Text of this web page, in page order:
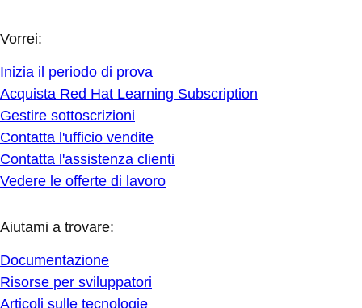
Vorrei:
Inizia il periodo di prova
Acquista Red Hat Learning Subscription
Gestire sottoscrizioni
Contatta l'ufficio vendite
Contatta l'assistenza clienti
Vedere le offerte di lavoro
Aiutami a trovare:
Documentazione
Risorse per sviluppatori
Articoli sulle tecnologie